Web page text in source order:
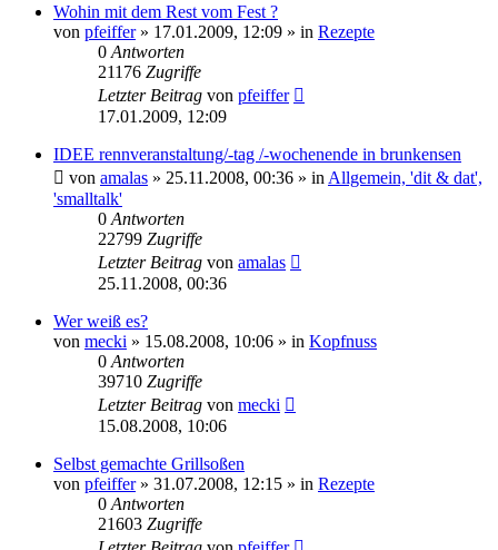
Wohin mit dem Rest vom Fest ?
von pfeiffer» 17.01.2009, 12:09 » in Rezepte
0 Antworten
21176 Zugriffe
Letzter Beitrag von pfeiffer
17.01.2009, 12:09
IDEE rennveranstaltung/-tag /-wochenende in brunkensen
von amalas » 25.11.2008, 00:36 » in Allgemein, 'dit & dat',
'smalltalk'
0 Antworten
22799 Zugriffe
Letzter Beitrag von amalas
25.11.2008, 00:36
Wer weiß es?
von mecki » 15.08.2008, 10:06 » in Kopfnuss
0 Antworten
39710 Zugriffe
Letzter Beitrag von mecki
15.08.2008, 10:06
Selbst gemachte Grillsoßen
von pfeiffer» 31.07.2008, 12:15 » in Rezepte
0 Antworten
21603 Zugriffe